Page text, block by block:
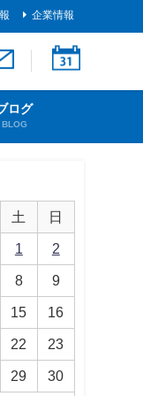
企業情報
ログ
BLOG
土 日
1 2
8 9
15 16
22 23
29 30